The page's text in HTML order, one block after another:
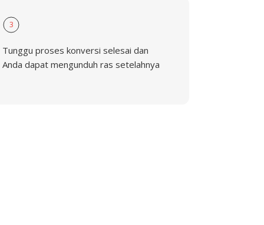
3
Tunggu proses konversi selesai dan
Anda dapat mengunduh ras setelahnya